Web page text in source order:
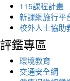
115課程計畫
新課綱施行平
校外人士協助
評鑑專區
環境教育
交通安全網